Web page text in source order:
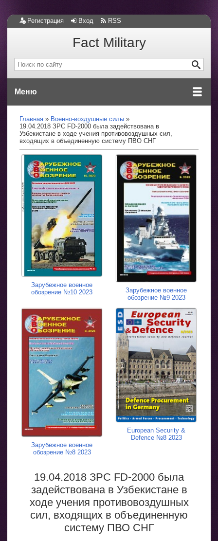
Регистрация Вход RSS
Fact Military
Меню
Главная
Военно-воздушные силы
19.04.2018 ЗРС FD-2000 была задействована в
Узбекистане в ходе учения противовоздушных сил,
входящих в объединенную систему ПВО СНГ
Зарубежное военное
обозрение №10 2023
Зарубежное военное
обозрение №9 2023
Зарубежное военное
обозрение №8 2023
European Security &
Defence №8 2023
19.04.2018 ЗРС FD-2000 была
задействована в Узбекистане в
ходе учения противовоздушных
сил, входящих в объединенную
систему ПВО СНГ